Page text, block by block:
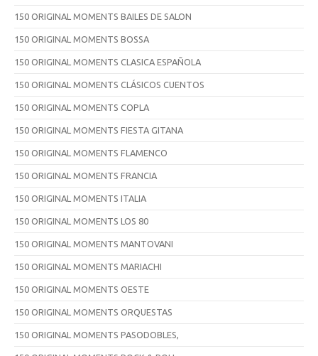
150 ORIGINAL MOMENTS BAILES DE SALON
150 ORIGINAL MOMENTS BOSSA
150 ORIGINAL MOMENTS CLASICA ESPAÑOLA
150 ORIGINAL MOMENTS CLÁSICOS CUENTOS
150 ORIGINAL MOMENTS COPLA
150 ORIGINAL MOMENTS FIESTA GITANA
150 ORIGINAL MOMENTS FLAMENCO
150 ORIGINAL MOMENTS FRANCIA
150 ORIGINAL MOMENTS ITALIA
150 ORIGINAL MOMENTS LOS 80
150 ORIGINAL MOMENTS MANTOVANI
150 ORIGINAL MOMENTS MARIACHI
150 ORIGINAL MOMENTS OESTE
150 ORIGINAL MOMENTS ORQUESTAS
150 ORIGINAL MOMENTS PASODOBLES,